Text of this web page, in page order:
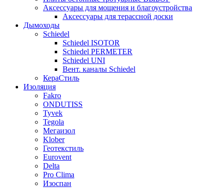
Аксессуары для мощения и благоустройства
Аксессуары для терассной доски
Дымоходы
Schiedel
Schiedel ISOTOR
Schiedel PERMETER
Schiedel UNI
Вент. каналы Schiedel
КераСтиль
Изоляция
Fakro
ONDUTISS
Tyvek
Tegola
Мегаизол
Klober
Геотекстиль
Eurovent
Delta
Pro Clima
Изоспан